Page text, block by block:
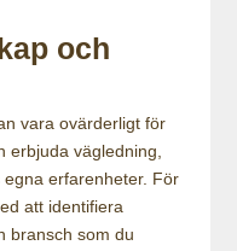
och
vara ovärderligt för
erbjuda vägledning,
erfarenheter. För
att identifiera
bransch som du